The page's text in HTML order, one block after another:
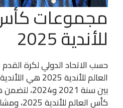
مجموعات كأس
للأندية 2025
حسب الاتحاد الدولي لكرة
العالم للأندية
بين سنة
كأس